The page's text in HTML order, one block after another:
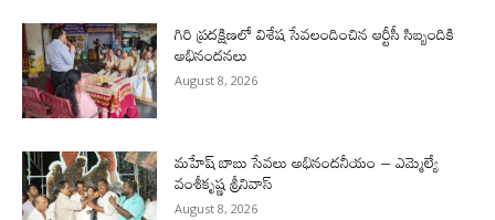
గిరి ప్రదక్షిణలో విశేష సేవలందించిన ఆర్టీసీ సిబ్బందికి
అభినందనలు
August 8, 2026
మహేష్ బాబు సేవలు అభినందనీయం – ఎమ్మెల్యే
వంశీకృష్ణ శ్రీనివాస్
August 8, 2026